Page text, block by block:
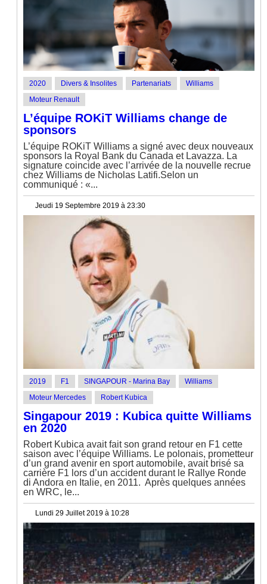
2020 Divers & Insolites Partenariats
Williams
Moteur Renault
L’équipe ROKiT Williams change de
sponsors
L’équipe ROKiT Williams a signé avec deux nouveaux
sponsors la Royal Bank du Canada et Lavazza. La
signature coincide avec l’arrivée de la nouvelle recrue
chez Williams de Nicholas Latifi.Selon un
communiqué : «...
Jeudi 19 Septembre 2019 à 23:30
2019 F1 SINGAPOUR - Marina Bay
Williams
Moteur Mercedes
Robert Kubica
Singapour 2019 : Kubica quitte Williams
en 2020
Robert Kubica avait fait son grand retour en F1 cette
saison avec l’équipe Williams. Le polonais, prometteur
d’un grand avenir en sport automobile, avait brisé sa
carrière F1 lors d’un accident durant le Rallye Ronde
di Andora en Italie, en 2011. Après quelques années
en WRC, le...
Lundi 29 Juillet 2019 à 10:28